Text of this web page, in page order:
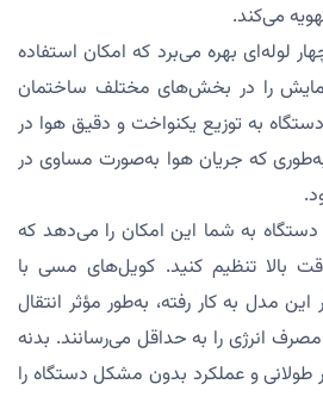
می‌کند.
لوله‌ای بهره می‌برد که امکان استفاده
را در بخش‌های مختلف ساختمان
به توزیع یکنواخت و دقیق هوا در
که جریان هوا به‌صورت مساوی در
دستگاه به شما این امکان را می‌دهد که
بالا تنظیم کنید. کویل‌های مسی با
مدل به کار رفته، به‌طور مؤثر انتقال
انرژی را به حداقل می‌رسانند. بدنه
طولانی و عملکرد بدون مشکل دستگاه را